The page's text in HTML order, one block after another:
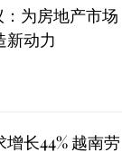
为房地产市场
新动力
长44% 越南劳